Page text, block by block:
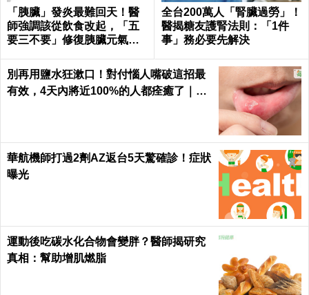
「胰臟」發炎最難回天！醫
師強調該從飲食改起，「五
要三不要」修復胰臟元氣｜
全台200萬人「腎臟過勞」！
醫揭糖友護腎法則：「1件
事」務必要先解決
別再用鹽水狂漱口！對付惱人嘴破這招最
有效，4天內將近100%的人都痊癒了｜每
華航機師打過2劑AZ返台5天驚確診！症狀
曝光
運動後吃碳水化合物會變胖？醫師揭研究
真相：幫助增肌燃脂